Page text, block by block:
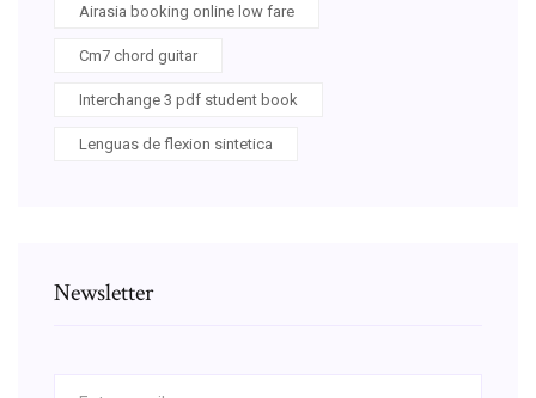
Airasia booking online low fare
Cm7 chord guitar
Interchange 3 pdf student book
Lenguas de flexion sintetica
Newsletter